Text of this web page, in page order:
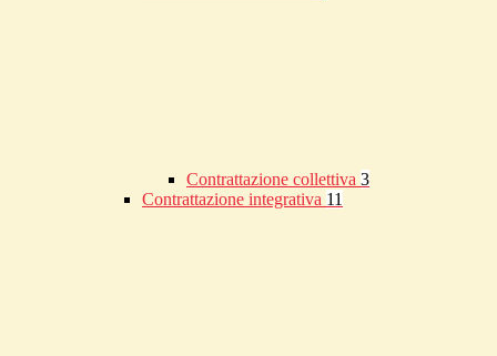
Contrattazione collettiva 3
Contrattazione integrativa 11